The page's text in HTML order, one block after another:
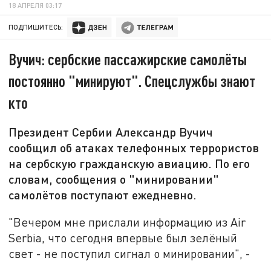
18 АПРЕЛЯ 03:17
ПОДПИШИТЕСЬ:
Вучич: сербские пассажирские самолёты
постоянно "минируют". Спецслужбы знают
кто
Президент Сербии Александр Вучич
сообщил об атаках телефонных террористов
на сербскую гражданскую авиацию. По его
словам, сообщения о "минировании"
самолётов поступают ежедневно.
"Вечером мне прислали информацию из Air
Serbia, что сегодня впервые был зелёный
свет - не поступил сигнал о минировании", -